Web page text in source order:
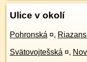
Ulice v okolí
Pohronská ¤,
Svätovojtešská ¤,